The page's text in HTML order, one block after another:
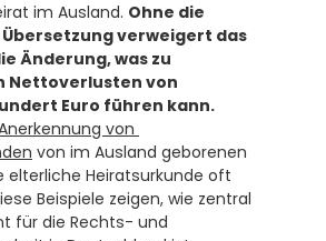
im Ausland. Ohne die
verweigert das
Änderung, was zu
Nettoverlusten von
Euro führen kann.
von
von im Ausland geborenen
elterliche Heiratsurkunde oft
Beispiele zeigen, wie zentral
für die Rechts- und